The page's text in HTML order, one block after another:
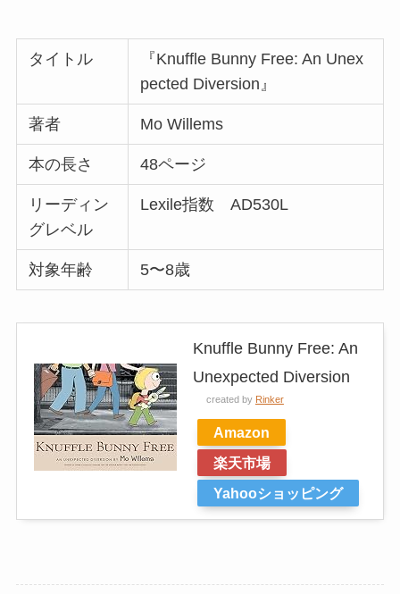
タイトル
『Knuffle Bunny Free: An Unex
pected Diversion』
著者 Mo Willems
本の長さ 48ページ
リーディン
グレベル
Lexile指数 AD530L
対象年齢 5〜8歳
Knuffle Bunny Free: An
Unexpected Diversion
created by Rinker
Amazon
楽天市場
Yahooショッピング